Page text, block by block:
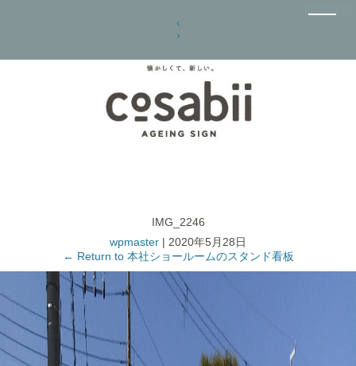
IMG_2246
wpmaster | 2020年5月28日
← Return to 本社ショールームのスタンド看板
‹
›